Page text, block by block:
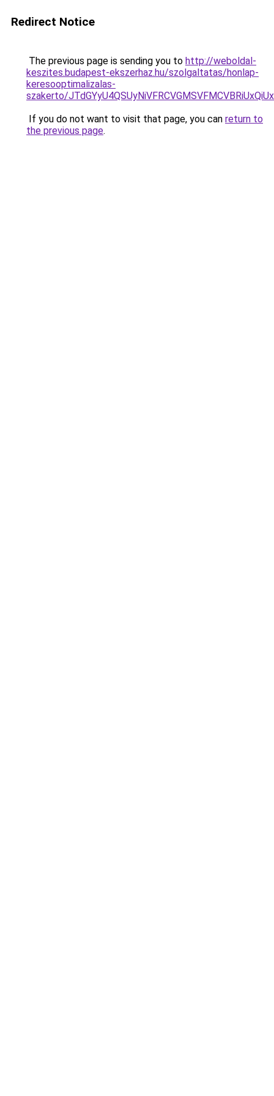
Redirect Notice
The previous page is sending you to http://weboldal-
keszites.budapest-ekszerhaz.hu/szolgaltatas/honlap-
keresooptimalizalas-
szakerto/
If you do not want to visit that page, you can return to
the previous page.